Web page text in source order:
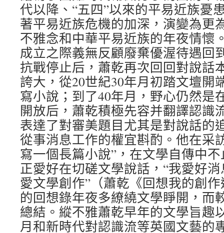
代以降、“五四”以來的平易近族憂
著平易近族危機的加深，演變為更
不雅念和中華平易近族的年夜情懷
成立之際義無反顧廢棄優渥待遇回
抗戰停止后，蕭乾再次回回對說話
誇大，從20世紀30年月初踏文壇開
寫小說；到了40年月，野心仍然是
開放后，蕭乾積極先容并翻譯認識
表達了對審美題目尤其是對說話的
從事消息工作的權宜斟酌。他在采
寫一個長篇小說”，在文學自傳中
正愛好在切磋文學說話，“我愛好
愛文學創作”（蕭乾《回想我的創
的回想錄年夜多繚繞文學睜開，而
總結。縱不雅蕭乾早年的文學旨趣
月和新時代對認識流等英國文藝的